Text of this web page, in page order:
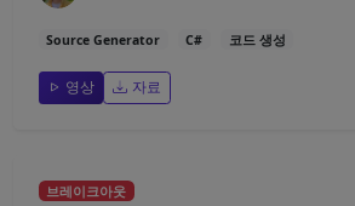
Source Generator C# 코드 생성
영상 자료
브레이크아웃